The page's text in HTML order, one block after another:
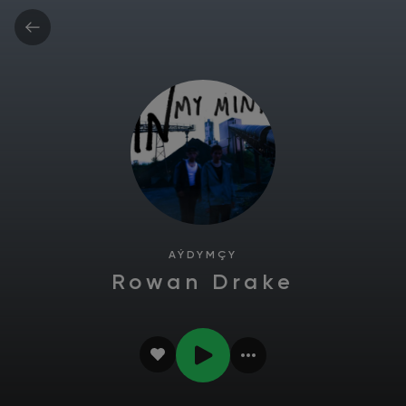
AÝDYMÇY
Rowan Drake